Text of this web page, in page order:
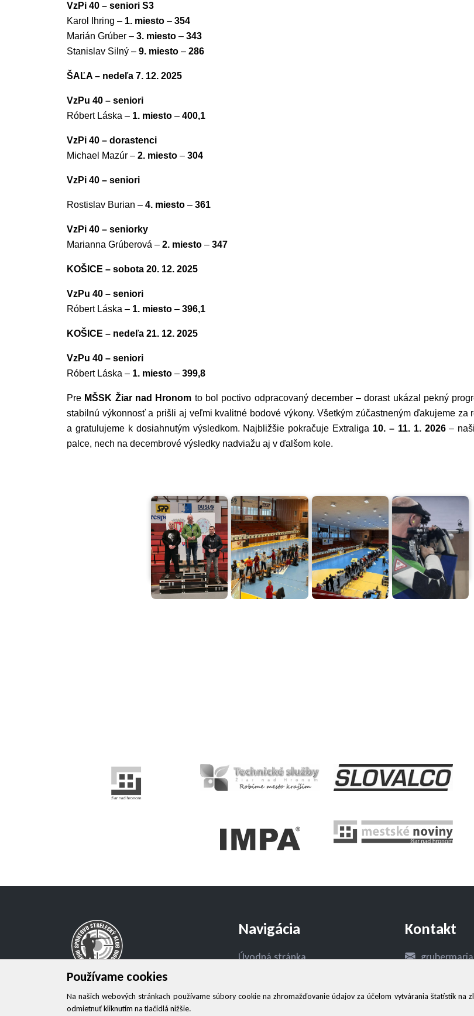
VzPi 40 – seniori S3
Karol Ihring – 1. miesto – 354
Marián Grúber – 3. miesto – 343
Stanislav Silný – 9. miesto – 286
ŠAĽA – nedeľa 7. 12. 2025
VzPu 40 – seniori
Róbert Láska – 1. miesto – 400,1
VzPi 40 – dorastenci
Michael Mazúr – 2. miesto – 304
VzPi 40 – seniori
Rostislav Burian – 4. miesto – 361
VzPi 40 – seniorky
Marianna Grúberová – 2. miesto – 347
KOŠICE – sobota 20. 12. 2025
VzPu 40 – seniori
Róbert Láska – 1. miesto – 396,1
KOŠICE – nedeľa 21. 12. 2025
VzPu 40 – seniori
Róbert Láska – 1. miesto – 399,8
Pre MŠSK Žiar nad Hronom to bol poctivo odpracovaný december – dorast ukázal pekný
stabilnú výkonnosť a prišli aj veľmi kvalitné bodové výkony. Všetkým zúčastneným ďakujeme za
a gratulujeme k dosiahnutým výsledkom. Najbližšie pokračuje Extraliga 10. – 11. 1. 2026–
palce, nech na decembrové výsledky nadviažu aj v ďalšom kole.
Používame cookies
Na našich webových stránkach používame súbory cookie na zhromažďovanie údajov za účelom vytvárania štatistík
odmietnuť kliknutím na tlačidlá nižšie.
Hronom, spol. s r.o.
Navigácia
Úvodná stránka
Kontakt
Kontakt